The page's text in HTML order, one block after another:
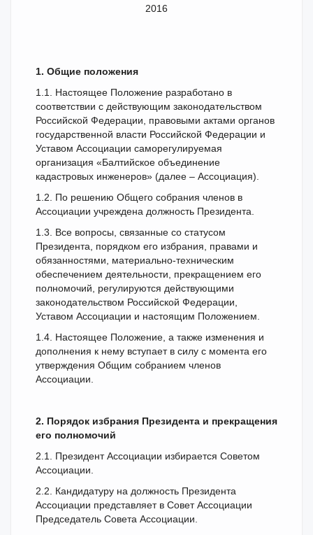
2016
1. Общие положения
1.1. Настоящее Положение разработано в
соответствии с действующим законодательством
Российской Федерации, правовыми актами органов
государственной власти Российской Федерации и
Уставом Ассоциации саморегулируемая
организация «Балтийское объединение
кадастровых инженеров» (далее – Ассоциация).
1.2. По решению Общего собрания членов в
Ассоциации учреждена должность Президента.
1.3. Все вопросы, связанные со статусом
Президента, порядком его избрания, правами и
обязанностями, материально-техническим
обеспечением деятельности, прекращением его
полномочий, регулируются действующими
законодательством Российской Федерации,
Уставом Ассоциации и настоящим Положением.
1.4. Настоящее Положение, а также изменения и
дополнения к нему вступает в силу с момента его
утверждения Общим собранием членов
Ассоциации.
2. Порядок избрания Президента и прекращения
его полномочий
2.1. Президент Ассоциации избирается Советом
Ассоциации.
2.2. Кандидатуру на должность Президента
Ассоциации представляет в Совет Ассоциации
Председатель Совета Ассоциации.